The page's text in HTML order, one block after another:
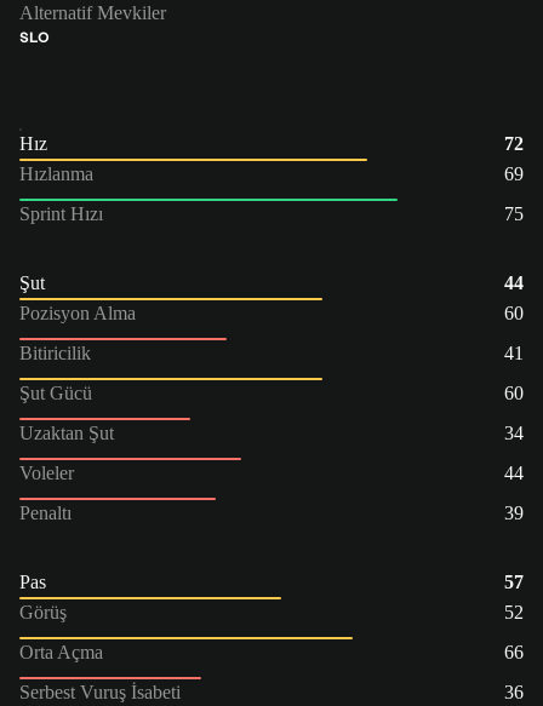
Alternatif Mevkiler
SLO
Hız
72
Hızlanma
69
Sprint Hızı
75
Şut
44
Pozisyon Alma
60
Bitiricilik
41
Şut Gücü
60
Uzaktan Şut
34
Voleler
44
Penaltı
39
Pas
57
Görüş
52
Orta Açma
66
Serbest Vuruş İsabeti
36